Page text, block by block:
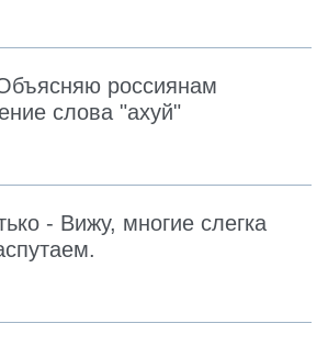
россиянам
слова "ахуй"
- Вижу, многие слегка